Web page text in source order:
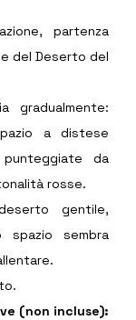
partenza
del Deserto del
gradualmente:
a distese
da
rosse.
gentile,
spazio sembra
(non incluse):